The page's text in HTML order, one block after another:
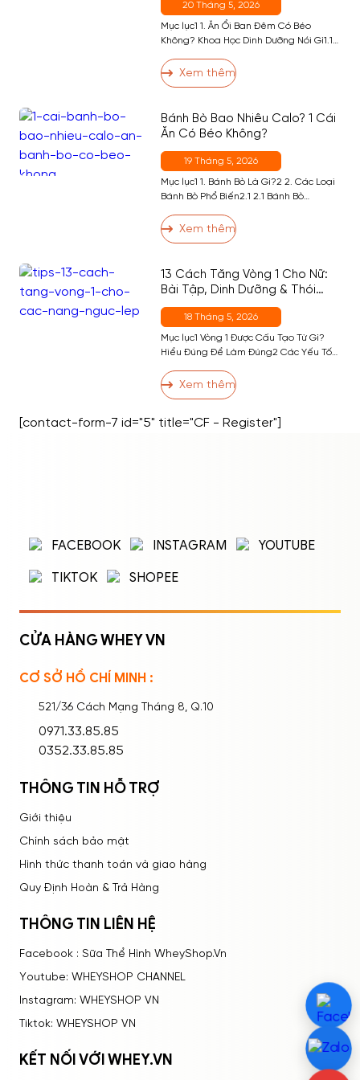
20 Tháng 5, 2026
Mục lục1 1. Ăn Ổi Ban Đêm Có Béo
Không? Khoa Học Dinh Dưỡng Nói Gì1.1
Với Người Tập Gym3 3. Ăn Ổi Ban Đêm
Có Tốt Không? — Thời Điểm Phù Hợp4
Cách Ăn […]
Xem thêm
Bánh Bò Bao Nhiêu Calo? 1 Cái
Ăn Có Béo Không?
19 Tháng 5, 2026
Mục lục1 1. Bánh Bò Là Gì?2 2. Các Loại
Bánh Bò Phổ Biến2.1 2.1 Bánh Bò
Bò Sữa Nướng2.4 2.4 Bánh Bò Dừa3 3.
Ăn Bánh Bò Có Tốt Không?4 4. Bánh Bò
Theo Khẩu Phần5 5. Ăn Bánh Bò […]
Xem thêm
13 Cách Tăng Vòng 1 Cho Nữ:
Bài Tập, Dinh Dưỡng & Thói
Quen Hiệu Quả Nhất
18 Tháng 5, 2026
Mục lục1 Vòng 1 Được Cấu Tạo Từ Gì?
Hiểu Đúng Để Làm Đúng2 Các Yếu Tố
Cách Tăng Vòng 1 Hiệu Quả3.1 Nhóm 1:
Bài Tập Phát Triển Cơ Ngực3.2 Nhóm 2:
Nhóm 3: Thói Quen và Kỹ Thuật […]
Xem thêm
Nhập tên đăng nhập/email và mật khẩu để
Ghi nhớ mật khẩu
[contact-form-7 id="5" title="CF - Register"]
FACEBOOK INSTAGRAM
YOUTUBE
TIKTOK
SHOPEE
CỬA HÀNG WHEY VN
CƠ SỞ HỒ CHÍ MINH :
521/36 Cách Mạng Tháng 8, Q.10
0971.33.85.85
0352.33.85.85
THÔNG TIN HỖ TRỢ
Giới thiệu
Chính sách bảo mật
Hình thức thanh toán và giao hàng
Quy Định Hoàn & Trả Hàng
THÔNG TIN LIÊN HỆ
Facebook : Sữa Thể Hình WheyShop.Vn
Youtube: WHEYSHOP CHANNEL
Instagram: WHEYSHOP VN
Tiktok: WHEYSHOP VN
KẾT NỐI VỚI WHEY.VN